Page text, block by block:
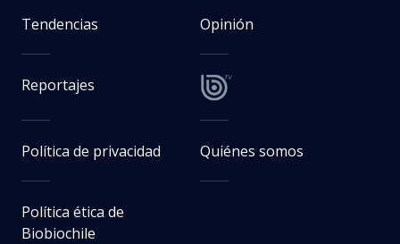
Tendencias Opinión
Reportajes
Política de privacidad Quiénes somos
Política ética de
Biobiochile